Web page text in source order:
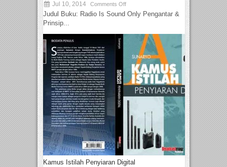
Jul 10, 2014 Comments Off
Judul Buku: Radio Is Sound Only Pengantar &
Prinsip...
Kamus Istilah Penyiaran Digital